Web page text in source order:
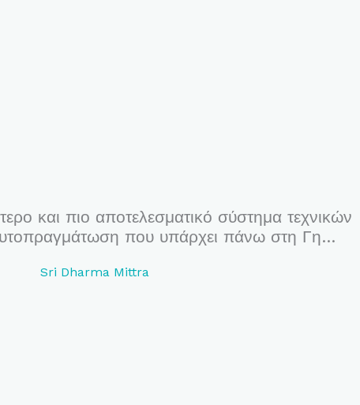
και πιο αποτελεσματικό σύστημα τεχνικών
που υπάρχει πάνω στη Γη…
Sri Dharma Mittra